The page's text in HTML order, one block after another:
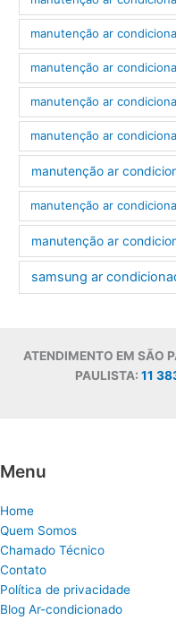
manutenção ar
manutenção ar
manutenção ar
manutenção ar
manutenção ar
manutenção ar
manutenção ar
samsung ar
ATENDIMENTO EM SÃO
PAULISTA: 11
Menu
Home
Quem Somos
Chamado Técnico
Contato
Política de privacidade
Blog Ar-condicionado